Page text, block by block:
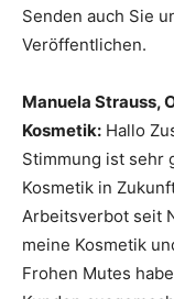
Senden auch Sie
Veröffentlichen.
Manuela Strauss,
Kosmetik: Hallo
Stimmung ist sehr
Kosmetik in
Arbeitsverbot seit
meine Kosmetik
Frohen Mutes